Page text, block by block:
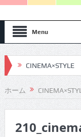
Menu
CINEMA×STYLE
CINEMA×STYLE
CINEMA×STYLE
ホーム